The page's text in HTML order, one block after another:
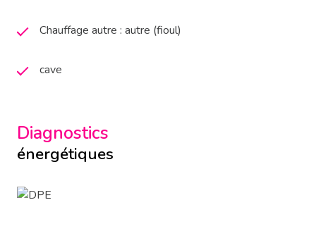
Chauffage autre : autre (fioul)
cave
Diagnostics
énergétiques